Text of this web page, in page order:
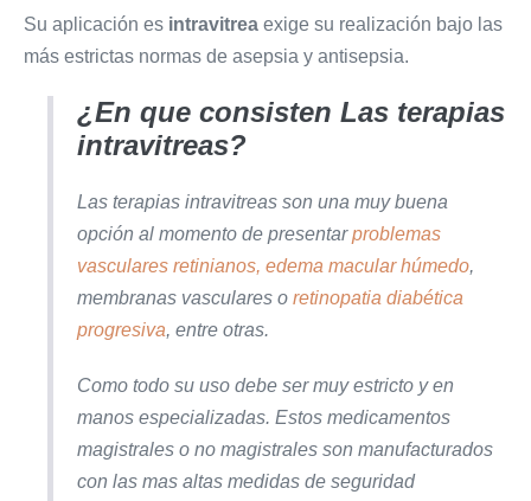
Su aplicación es intravitrea exige su realización bajo las
más estrictas normas de asepsia y antisepsia.
¿En que consisten Las terapias
intravitreas?
Las terapias intravitreas son una muy buena
opción al momento de presentarproblemas
vasculares retinianos, edema macular húmedo,
membranas vasculares o retinopatia diabética
progresiva, entre otras.
Como todo su uso debe ser muy estricto y en
manos especializadas. Estos medicamentos
magistrales o no magistrales son manufacturados
con las mas altas medidas de seguridad